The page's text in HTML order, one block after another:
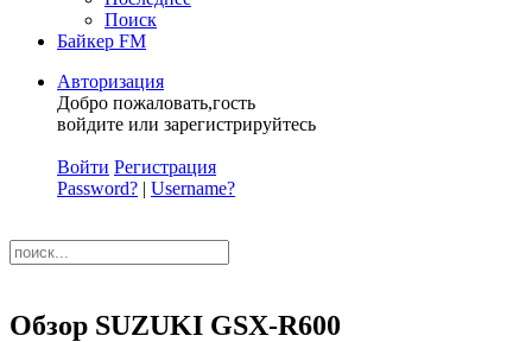
Поиск
Байкер FM
Авторизация
Добро пожаловать,гость
войдите или зарегистрируйтесь
Войти Регистрация
Password? | Username?
Обзор SUZUKI GSX-R600